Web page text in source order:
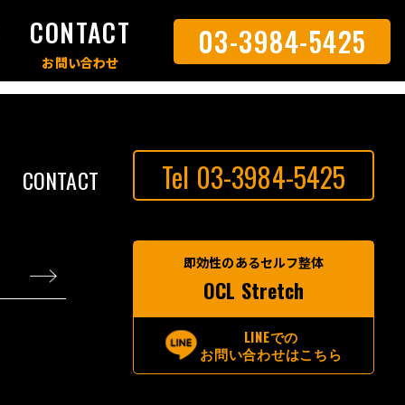
CONTACT 03-3984-5425
CONTACT Tel 03-3984-5425
即効性のあるセルフ整体
OCL Stretch
LINEでの
お問い合わせはこちら